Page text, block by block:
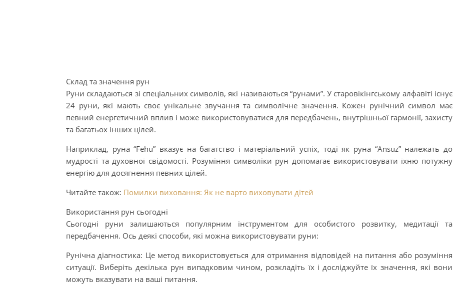
Склад та значення рун
Руни складаються зі спеціальних символів, які називаються “рунами”. У старовікінгському алфавіті існує
24 руни, які мають своє унікальне звучання та символічне значення. Кожен рунічний символ має
певний енергетичний вплив і може використовуватися для передбачень, внутрішньої гармонії, захисту
та багатьох інших цілей.
Наприклад, руна “Fehu” вказує на багатство і матеріальний успіх, тоді як руна “Ansuz” належать до
мудрості та духовної свідомості. Розуміння символіки рун допомагає використовувати їхню потужну
енергію для досягнення певних цілей.
Читайте також: Помилки виховання: Як не варто виховувати дітей
Використання рун сьогодні
Сьогодні руни залишаються популярним інструментом для особистого розвитку, медитації та
передбачення. Ось деякі способи, які можна використовувати руни:
Рунічна діагностика: Це метод використовується для отримання відповідей на питання або розуміння
ситуації. Виберіть декілька рун випадковим чином, розкладіть їх і досліджуйте їх значення, які вони
можуть вказувати на ваші питання.